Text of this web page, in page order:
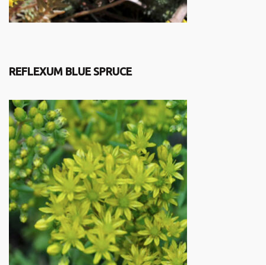
REFLEXUM BLUE SPRUCE